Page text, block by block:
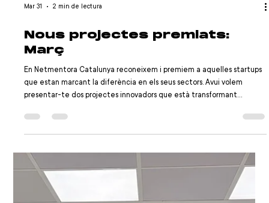
Serveix per a no equivocar-
Hi ha alguna cosa que l'ecosistema empresarial ha comprat sense
qüestionar massa: que acumular contactes és, d'alguna forma,
avançar. Més agenda, més oportunitats, més visibilitat. L'equació
sembla lògica, però rares vegades es comprova. Perquè la majoria
d'aquestes connexions no arriben a cap lloc, i el que queda no és tant
evident ahir en Jungle Barcelona, va en una altra direcció menys